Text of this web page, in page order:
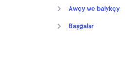
Awçy we balykçy
Başgalar